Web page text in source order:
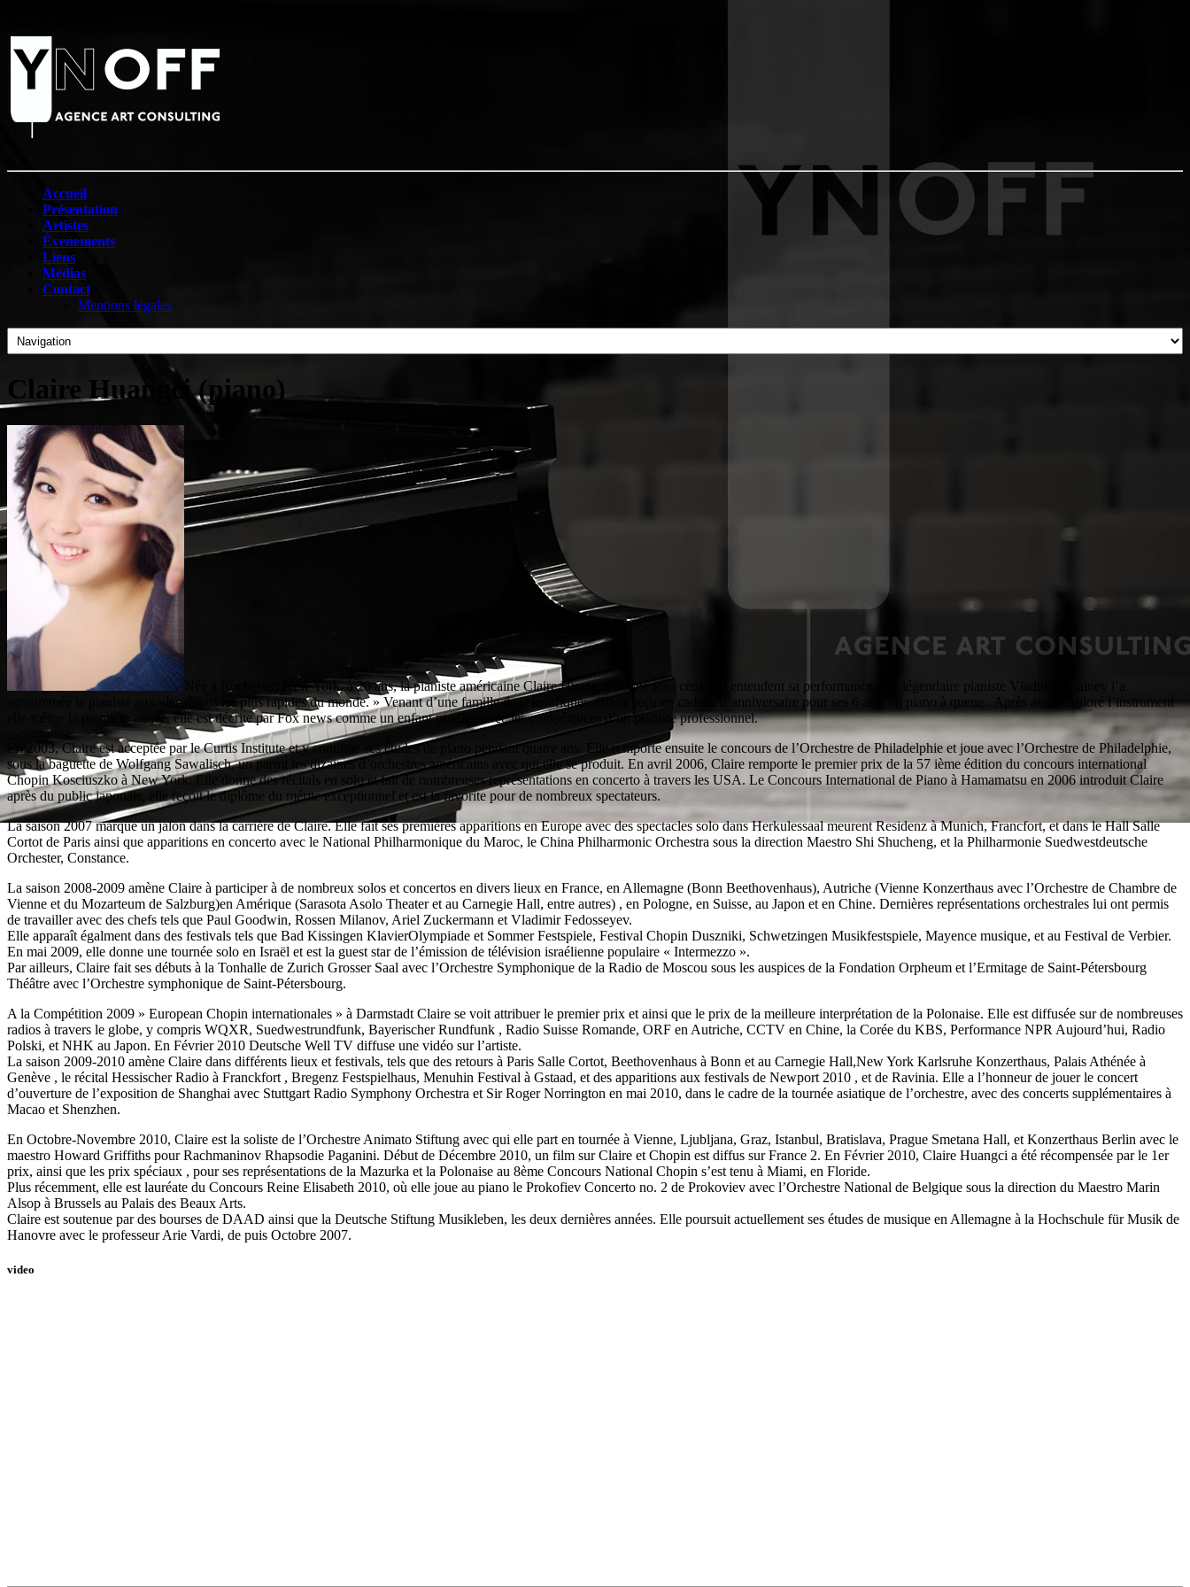
Accueil
Présentation
Artistes
Évenements
Liens
Médias
Contact
Mentions légales
Claire Huangci (piano)
Née à Rochester, New York, à 20 ans, la pianiste américaine Claire Huangci étonne tous ceux qui entendent sa performance . Le légendaire pianiste Vladimir Krainev l’a
surnommée la pianiste aux «les doigts les plus rapides du monde. » Venant d’une famille de scientifiques, Claire reçu en cadeau d’anniversaire pour ses 6 ans, un piano à queue . Après avoir exploré l’instrument
elle-même la première année, elle est décrite par Fox news comme un enfant prodige avec les compétences d’un pianiste professionnel.
En 2003, Claire est acceptée par le Curtis Institute et y continue ses études de piano pendant quatre ans. Elle remporte ensuite le concours de l’Orchestre de Philadelphie et joue avec l’Orchestre de Philadelphie,
sous la baguette de Wolfgang Sawalisch, un parmi les dizaines d’orchestres américains avec qui elle se produit. En avril 2006, Claire remporte le premier prix de la 57 ième édition du concours international
Chopin Kosciuszko à New York. Elle donne des récitals en solo et fait de nombreuses représentations en concerto à travers les USA. Le Concours International de Piano à Hamamatsu en 2006 introduit Claire
après du public japonais, elle reçoit le diplôme du mérite exceptionnel et est la favorite pour de nombreux spectateurs.
La saison 2007 marque un jalon dans la carrière de Claire. Elle fait ses premières apparitions en Europe avec des spectacles solo dans Herkulessaal meurent Residenz à Munich, Francfort, et dans le Hall Salle
Cortot de Paris ainsi que apparitions en concerto avec le National Philharmonique du Maroc, le China Philharmonic Orchestra sous la direction Maestro Shi Shucheng, et la Philharmonie Suedwestdeutsche
Orchester, Constance.
La saison 2008-2009 amène Claire à participer à de nombreux solos et concertos en divers lieux en France, en Allemagne (Bonn Beethovenhaus), Autriche (Vienne Konzerthaus avec l’Orchestre de Chambre de
Vienne et du Mozarteum de Salzburg)en Amérique (Sarasota Asolo Theater et au Carnegie Hall, entre autres) , en Pologne, en Suisse, au Japon et en Chine. Dernières représentations orchestrales lui ont permis
de travailler avec des chefs tels que Paul Goodwin, Rossen Milanov, Ariel Zuckermann et Vladimir Fedosseyev.
Elle apparaît égalment dans des festivals tels que Bad Kissingen KlavierOlympiade et Sommer Festspiele, Festival Chopin Duszniki, Schwetzingen Musikfestspiele, Mayence musique, et au Festival de Verbier.
En mai 2009, elle donne une tournée solo en Israël et est la guest star de l’émission de télévision israélienne populaire « Intermezzo ».
Par ailleurs, Claire fait ses débuts à la Tonhalle de Zurich Grosser Saal avec l’Orchestre Symphonique de la Radio de Moscou sous les auspices de la Fondation Orpheum et l’Ermitage de Saint-Pétersbourg
Théâtre avec l’Orchestre symphonique de Saint-Pétersbourg.
A la Compétition 2009 » European Chopin internationales » à Darmstadt Claire se voit attribuer le premier prix et ainsi que le prix de la meilleure interprétation de la Polonaise. Elle est diffusée sur de nombreuses
radios à travers le globe, y compris WQXR, Suedwestrundfunk, Bayerischer Rundfunk , Radio Suisse Romande, ORF en Autriche, CCTV en Chine, la Corée du KBS, Performance NPR Aujourd’hui, Radio
Polski, et NHK au Japon. En Février 2010 Deutsche Well TV diffuse une vidéo sur l’artiste.
La saison 2009-2010 amène Claire dans différents lieux et festivals, tels que des retours à Paris Salle Cortot, Beethovenhaus à Bonn et au Carnegie Hall,New York Karlsruhe Konzerthaus, Palais Athénée à
Genève , le récital Hessischer Radio à Franckfort , Bregenz Festspielhaus, Menuhin Festival à Gstaad, et des apparitions aux festivals de Newport 2010 , et de Ravinia. Elle a l’honneur de jouer le concert
d’ouverture de l’exposition de Shanghai avec Stuttgart Radio Symphony Orchestra et Sir Roger Norrington en mai 2010, dans le cadre de la tournée asiatique de l’orchestre, avec des concerts supplémentaires à
Macao et Shenzhen.
En Octobre-Novembre 2010, Claire est la soliste de l’Orchestre Animato Stiftung avec qui elle part en tournée à Vienne, Ljubljana, Graz, Istanbul, Bratislava, Prague Smetana Hall, et Konzerthaus Berlin avec le
maestro Howard Griffiths pour Rachmaninov Rhapsodie Paganini. Début de Décembre 2010, un film sur Claire et Chopin est diffus sur France 2. En Février 2010, Claire Huangci a été récompensée par le 1er
prix, ainsi que les prix spéciaux , pour ses représentations de la Mazurka et la Polonaise au 8ème Concours National Chopin s’est tenu à Miami, en Floride.
Plus récemment, elle est lauréate du Concours Reine Elisabeth 2010, où elle joue au piano le Prokofiev Concerto no. 2 de Prokoviev avec l’Orchestre National de Belgique sous la direction du Maestro Marin
Alsop à Brussels au Palais des Beaux Arts.
Claire est soutenue par des bourses de DAAD ainsi que la Deutsche Stiftung Musikleben, les deux dernières années. Elle poursuit actuellement ses études de musique en Allemagne à la Hochschule für Musik de
Hanovre avec le professeur Arie Vardi, de puis Octobre 2007.
video